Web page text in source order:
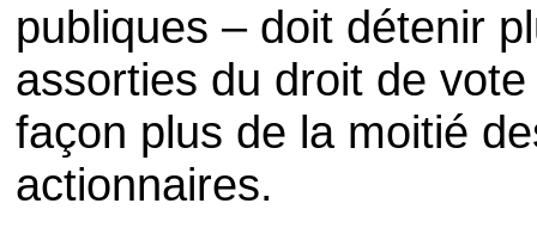
publiques – doit détenir
assorties du droit de
façon plus de la moitié
actionnaires.